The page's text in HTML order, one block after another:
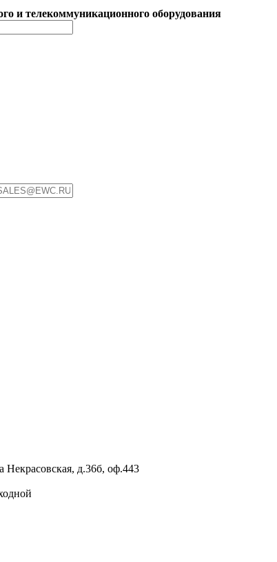
и телекоммуникационного оборудования
д.36б, оф.443